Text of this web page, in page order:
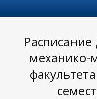
механико-